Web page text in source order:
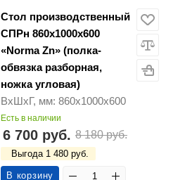
Стол производственный
СПРн 860х1000х600
«Norma Zn» (полка-
обвязка разборная,
ножка угловая)
ВхШхГ, мм: 860х1000х600
Есть в наличии
6 700 руб. 8 180 руб.
Выгода 1 480 руб.
В корзину